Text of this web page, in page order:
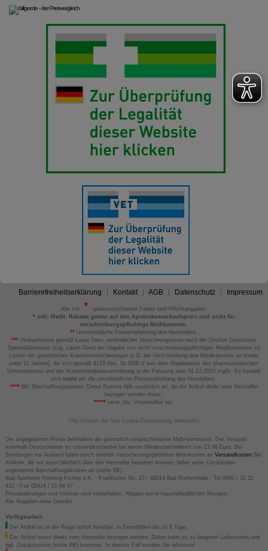
Barrierefreiheitserklärung Kontakt AGB Datenschutz Impressum
Alle mit
gekennzeichneten Felder sind Pflichtangaben.
*inkl. MwSt. Rabatte gelten auf den Apothekenverkaufspreis und nicht für
verschreibungspflichtige Medikamente.
** Unverbindliche Preisempfehlung des Herstellers.
*** Verkaufspreis gemäß Lauer-Taxe; verbindlicher Abrechnungspreis nach der Großen Deutschen
Spezialitätentaxe (sog. Lauer-Taxe) bei Abgabe von nicht verschreibungspflichtigen Medikamenten zu
Lasten der gesetzlichen Krankenversicherungen (z.B. bei Verschreibung des Medikaments an Kinder
unter 12 Jahren), die sich gemäß §129 Abs. 5a SGB V aus dem Abgabepreis des pharmazeutischen
Unternehmens und der Arzneimittelpreisverordnung in der Fassung zum 31.12.2003 ergibt. Es handelt
sich nicht um die unverbindliche Preisempfehlung des Herstellers.
****BK: Beschaffungskosten. Diese Summe fällt zusätzlich an, da der Artikel direkt vom Hersteller
bezogen werden muss.
*****verw. bis: Verwendbar bis.
Hier können Sie Ihre Cookie-Zustimmung widerrufen
Die angegebenen Preise beinhalten die gesetzlich vorgeschriebene Mehrwertsteuer. Der Versand
innerhalb Deutschlands ist versandkostenfrei bei einem Mindestbestellwert von 13,99 Euro. Bei
Sendungen ins Ausland fallen durch erhöhte Versicherungsgebühren Mehrkosten an VersandkostenBei
Artikeln, die wir ausschließlich über den Hersteller beziehen können, fallen unter Umständen
sogenannte Beschaffungskosten an (siehe BK).
Bad Apotheke Henning Fichter e.K. - Frankfurter Str. 27 - 49214 Bad Rothenfelde - Tel 0800 / 10 11
422 - Fax 05424 / 21 64 47
Preisänderungen und Irrtümer sind vorbehalten. Abgabe nur in haushaltsüblichen Mengen.
Alle Angaben ohne Gewähr.
Verfügbarkeit:
Der Artikel ist in der Regel sofort lieferbar, in Einzelfällen bis zu 6 Tage.
Der Artikel muss direkt vom Hersteller bezogen werden. Daher kann es zu längeren Lieferzeiten und
ggf. Zusatzkosten (siehe BK) kommen. In diesem Fall werden Sie informiert.